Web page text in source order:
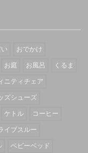
おでかけ
お庭 お風呂
くるま
ニティチェア
ズシューズ
ケトル
コーヒー
イブスルー
ベビーベッド